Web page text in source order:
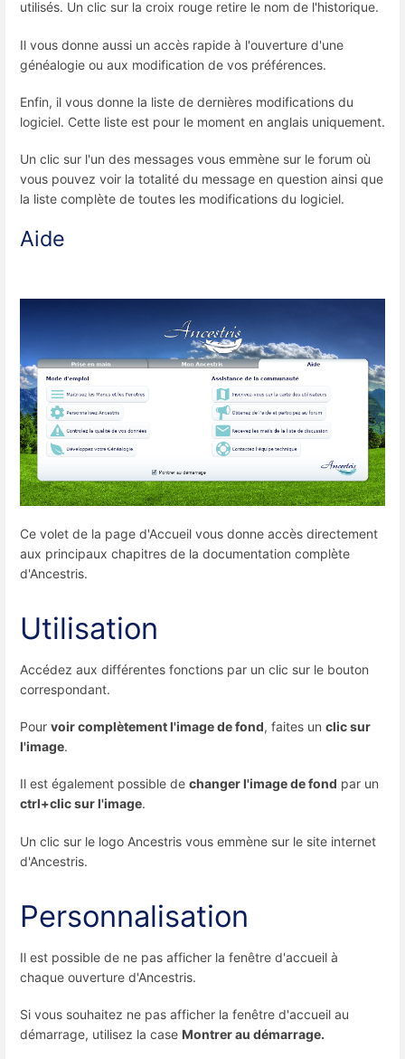
utilisés. Un clic sur la croix rouge retire le nom de l'historique.
Il vous donne aussi un accès rapide à l'ouverture d'une
généalogie ou aux modification de vos préférences.
Enfin, il vous donne la liste de dernières modifications du
logiciel. Cette liste est pour le moment en anglais uniquement.
Un clic sur l'un des messages vous emmène sur le forum où
vous pouvez voir la totalité du message en question ainsi que
la liste complète de toutes les modifications du logiciel.
Aide
Ce volet de la page d'Accueil vous donne accès directement
aux principaux chapitres de la documentation complète
d'Ancestris.
Utilisation
Accédez aux différentes fonctions par un clic sur le bouton
correspondant.
Pour voir complètement l'image de fond, faites un clic sur
l'image.
Il est également possible de changer l'image de fond par un
ctrl+clic sur l'image.
Un clic sur le logo Ancestris vous emmène sur le site internet
d'Ancestris.
Personnalisation
Il est possible de ne pas afficher la fenêtre d'accueil à
chaque ouverture d'Ancestris.
Si vous souhaitez ne pas afficher la fenêtre d'accueil au
démarrage, utilisez la case Montrer au démarrage.